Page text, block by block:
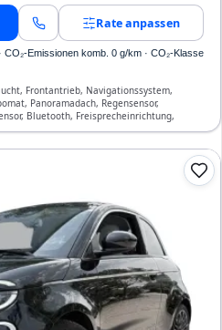
Rate anpassen
Emissionen komb. 0 g/km · CO₂-Klasse
Frontantrieb, Navigationssystem,
Panoramadach, Regensensor,
Bluetooth, Freisprecheinrichtung,
Klimaautomatik, Front-, Seiten- und weitere